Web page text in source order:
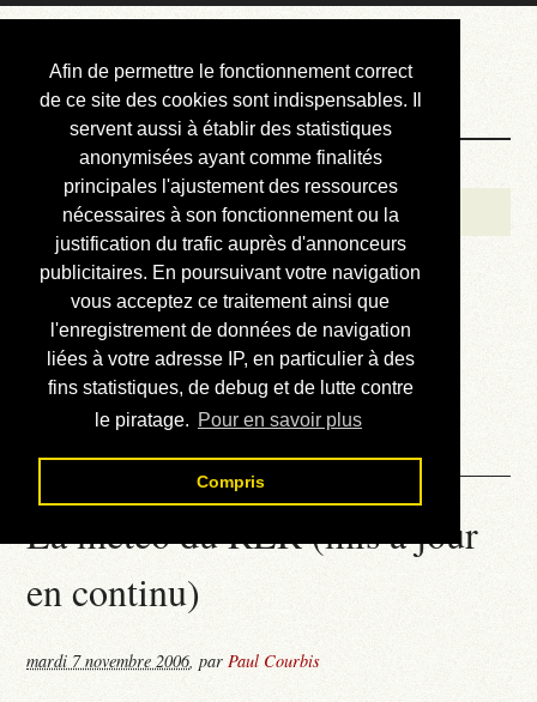
Afin de permettre le fonctionnement correct
de ce site des cookies sont indispensables. Il
servent aussi à établir des statistiques
anonymisées ayant comme finalités
principales l'ajustement des ressources
nécessaires à son fonctionnement ou la
justification du trafic auprès d'annonceurs
publicitaires. En poursuivant votre navigation
vous acceptez ce traitement ainsi que
l'enregistrement de données de navigation
liées à votre adresse IP, en particulier à des
fins statistiques, de debug et de lutte contre
le piratage. Pour en savoir plus
Compris
Courbis, « LE »
Blog Officiel
Bienvenue
Réalisations
Divers (et d’été)
Annonces
Liens externes
Téléchargement
Contact
La météo du RER (mis à jour
en continu)
mardi 7 novembre 2006,parPaul Courbis